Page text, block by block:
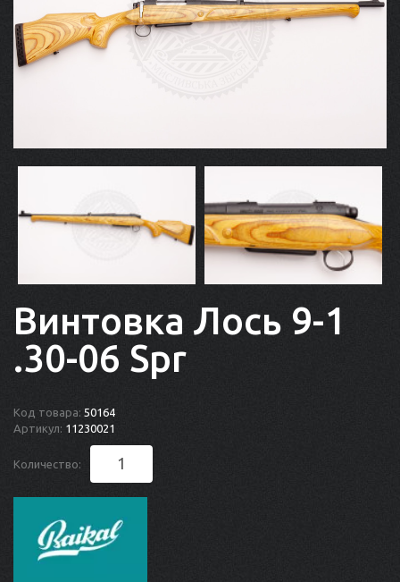
Винтовка Лось 9-1
.30-06 Spr
Код товара: 50164
Артикул: 11230021
Количество: